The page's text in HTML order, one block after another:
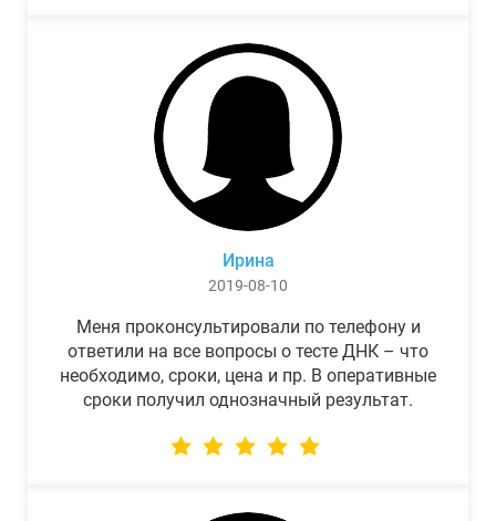
Ирина
2019-08-10
Меня проконсультировали по телефону и
ответили на все вопросы о тесте ДНК – что
необходимо, сроки, цена и пр. В оперативные
сроки получил однозначный результат.